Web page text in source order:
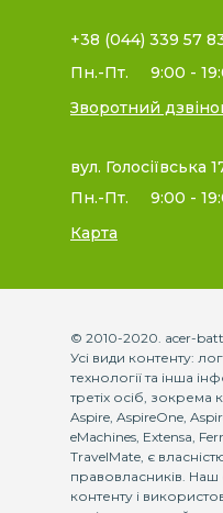
+38 (044) 339 57
Пн.-Пт.
9:00 -
Зворотний
вул. Голосіївська
Пн.-Пт.
9:00 -
Карта
© 2010-2020. acer-
Усі види контенту:
технології та інша
третіх осіб, зокрема
Aspire, AspireOne,
eMachines, Extensa,
TravelMate, є
правовласників.
контенту і